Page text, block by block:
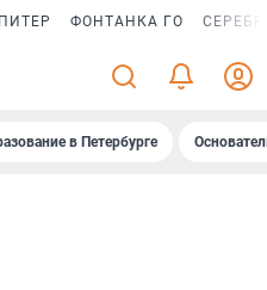
ФОНТАНКА ГО
в Петербурге